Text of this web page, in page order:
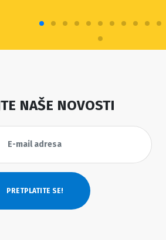
NAŠE NOVOSTI